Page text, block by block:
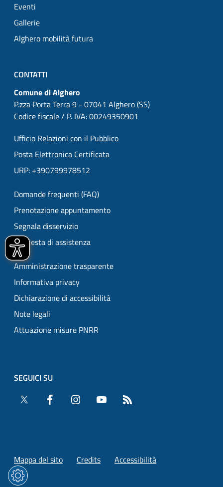
Eventi
Gallerie
Alghero mobilità futura
CONTATTI
Comune di Alghero
P.zza Porta Terra 9 - 07041 Alghero (SS)
Codice fiscale / P. IVA: 00249350901
Ufficio Relazioni con il Pubblico
Posta Elettronica Certificata
URP: +390799978512
Domande frequenti (FAQ)
Prenotazione appuntamento
Segnala disservizio
Richiesta di assistenza
Amministrazione trasparente
Informativa privacy
Dichiarazione di accessibilità
Note legali
Attuazione misure PNRR
SEGUICI SU
Twitter
Facebook Instagram YouTube
Mappa del sito Credits Accessibilità